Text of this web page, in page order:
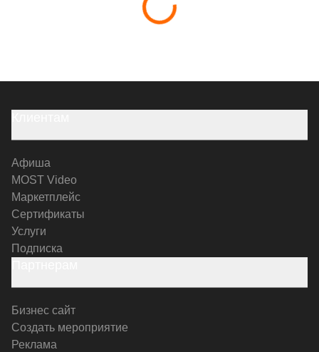
Афиша
MOST Video
Маркетплейс
Сертификаты
Услуги
Подписка
Бизнес сайт
Создать мероприятие
Реклама